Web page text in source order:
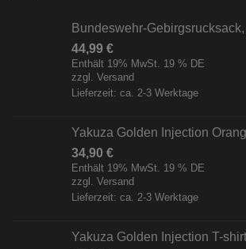
Bundeswehr-
44,99 €
Enthält 19% MwSt. 19 % DE
zzgl. Versand
Lieferzeit: ca. 2-3 Werktage
Yakuza Golden Injection
34,90 €
Enthält 19% MwSt. 19 % DE
zzgl. Versand
Lieferzeit: ca. 2-3 Werktage
Yakuza Golden Injection T-